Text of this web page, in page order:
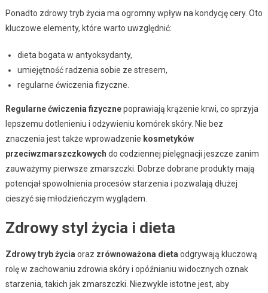
Ponadto zdrowy tryb życia ma ogromny wpływ na kondycję cery. Oto
kluczowe elementy, które warto uwzględnić:
dieta bogata w antyoksydanty,
umiejętność radzenia sobie ze stresem,
regularne ćwiczenia fizyczne.
Regularne ćwiczenia fizycznepoprawiają krążenie krwi, co sprzyja
lepszemu dotlenieniu i odżywieniu komórek skóry. Nie bez
znaczenia jest także wprowadzenie kosmetyków
przeciwzmarszczkowych do codziennej pielęgnacji jeszcze zanim
zauważymy pierwsze zmarszczki. Dobrze dobrane produkty mają
potencjał spowolnienia procesów starzenia i pozwalają dłużej
cieszyć się młodzieńczym wyglądem.
Zdrowy styl życia i dieta
Zdrowy tryb życia oraz zrównoważona dieta odgrywają kluczową
rolę w zachowaniu zdrowia skóry i opóźnianiu widocznych oznak
starzenia, takich jak zmarszczki. Niezwykle istotne jest, aby